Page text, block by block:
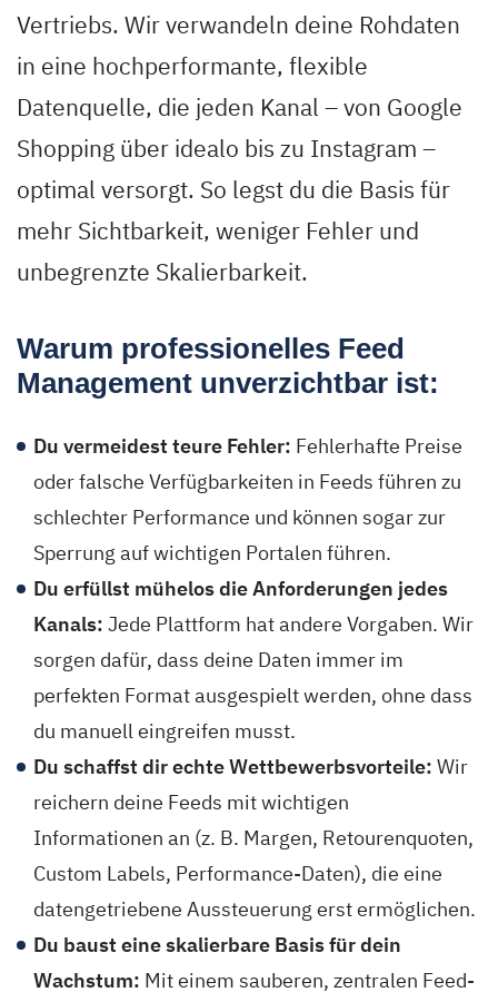
Vertriebs. Wir verwandeln deine Rohdaten
in eine hochperformante, flexible
Datenquelle, die jeden Kanal – von Google
Shopping über idealo bis zu Instagram –
optimal versorgt. So legst du die Basis für
mehr Sichtbarkeit, weniger Fehler und
unbegrenzte Skalierbarkeit.
Warum professionelles Feed
Management unverzichtbar ist:
Du vermeidest teure Fehler: Fehlerhafte Preise
oder falsche Verfügbarkeiten in Feeds führen zu
schlechter Performance und können sogar zur
Sperrung auf wichtigen Portalen führen.
Du erfüllst mühelos die Anforderungen jedes
Kanals: Jede Plattform hat andere Vorgaben. Wir
sorgen dafür, dass deine Daten immer im
perfekten Format ausgespielt werden, ohne dass
du manuell eingreifen musst.
Du schaffst dir echte Wettbewerbsvorteile: Wir
reichern deine Feeds mit wichtigen
Informationen an (z. B. Margen, Retourenquoten,
Custom Labels, Performance-Daten), die eine
datengetriebene Aussteuerung erst ermöglichen.
Du baust eine skalierbare Basis für dein
Wachstum: Mit einem sauberen, zentralen Feed-